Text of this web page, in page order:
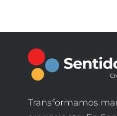
Transformamos